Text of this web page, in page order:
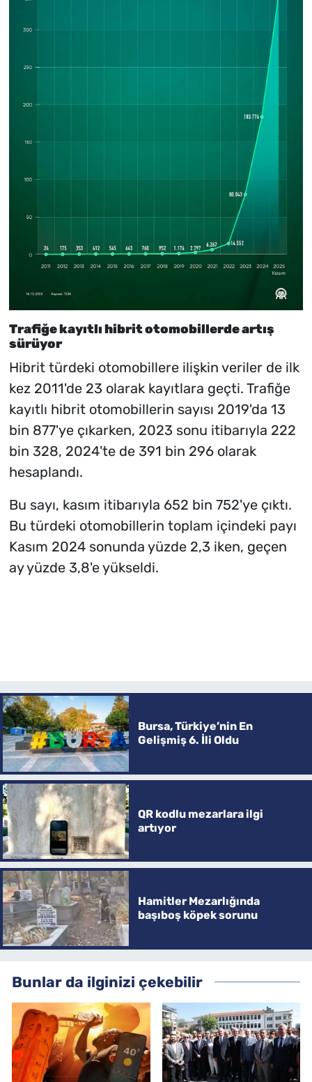
Trafiğe kayıtlı hibrit otomobillerde artış
sürüyor
Hibrit türdeki otomobillere ilişkin veriler de ilk
kez 2011'de 23 olarak kayıtlara geçti. Trafiğe
kayıtlı hibrit otomobillerin sayısı 2019'da 13
bin 877'ye çıkarken, 2023 sonu itibarıyla 222
bin 328, 2024'te de 391 bin 296 olarak
hesaplandı.
Bu sayı, kasım itibarıyla 652 bin 752'ye çıktı.
Bu türdeki otomobillerin toplam içindeki payı
Kasım 2024 sonunda yüzde 2,3 iken, geçen
ay yüzde 3,8'e yükseldi.
Bursa, Türkiye’nin En
Gelişmiş 6. İli Oldu
QR kodlu mezarlara ilgi
artıyor
Hamitler Mezarlığında
başıboş köpek sorunu
Bunlar da ilginizi çekebilir